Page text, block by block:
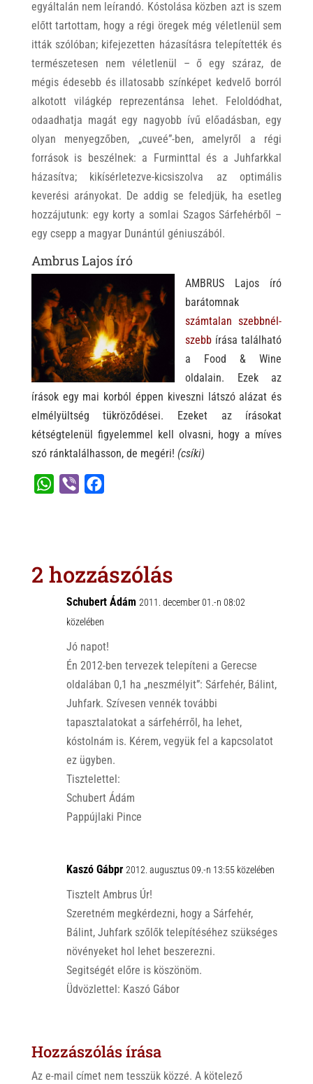
egyáltalán nem leírandó. Kóstolása közben azt is szem
előtt tartottam, hogy a régi öregek még véletlenül sem
itták szólóban; kifejezetten házasításra telepítették és
természetesen nem véletlenül – ő egy száraz, de
mégis édesebb és illatosabb színképet kedvelő borról
alkotott világkép reprezentánsa lehet. Feloldódhat,
odaadhatja magát egy nagyobb ívű előadásban, egy
olyan menyegzőben, „cuveé”-ben, amelyről a régi
források is beszélnek: a Furminttal és a Juhfarkkal
házasítva; kikísérletezve-kicsiszolva az optimális
keverési arányokat. De addig se feledjük, ha esetleg
hozzájutunk: egy korty a somlai Szagos Sárfehérből –
egy csepp a magyar Dunántúl géniuszából.
Ambrus Lajos író
AMBRUS Lajos író
barátomnak
számtalan szebbnél-
szebb írása ta lálható
a Food & Wine
oldalain.
Ezek az
írások egy mai korból éppen kiveszni látszó alázat és
elmélyültség tükröződései.
Ezeket az írásokat
kétségtelenül figyelemmel kell olvasni, hogy a míves
szó ránktalálhasson, de megéri! (csíki)
A
o
o
2 hozzászólás
Schubert Ádám 2011. december 01.-n 08:02
közelében
Jó napot!
Én 2012-ben tervezek telepíteni a Gerecse
oldalában 0,1 ha „neszmélyit”: Sárfehér, Bálint,
Juhfark. Szívesen vennék további
tapasztalatokat a sárfehérről, ha lehet,
kóstolnám is. Kérem, vegyük fel a kapcsolatot
ez ügyben.
Tisztelettel:
Schubert Ádám
Pappújlaki Pince
Kaszó Gábpr 2012. augusztus 09.-n 13:55 közelében
Tisztelt Ambrus Úr!
Szeretném megkérdezni, hogy a Sárfehér,
Bálint, Juhfark szőlők telepítéséhez szükséges
növényeket hol lehet beszerezni.
Segitségét előre is köszönöm.
Üdvözlettel: Kaszó Gábor
Hozzászólás írása
Az e-mail címet nem tesszük közzé. A kötelező